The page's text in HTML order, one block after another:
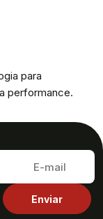
para
performance.